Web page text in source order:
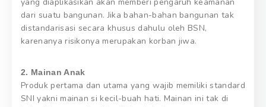
dari suatu bangunan. Jika bahan-bahan bangunan tak
distandarisasi secara khusus dahulu oleh BSN,
karenanya risikonya merupakan korban jiwa.
2. Mainan Anak
Produk pertama dan utama yang wajib memiliki standard
SNI yakni mainan si kecil-buah hati. Mainan ini tak di